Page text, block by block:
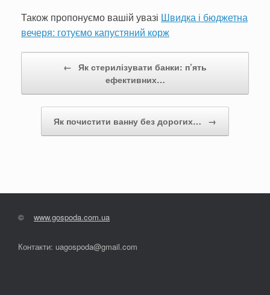
Також пропонуємо вашій увазі Швидка і бюджетна
вечеря: готуємо капустяний корж
← Як стерилізувати банки: п’ять
ефективних…
Як почистити ванну без дорогих… →
© www.gospoda.com.ua
Контакти: uagospoda@gmail.com